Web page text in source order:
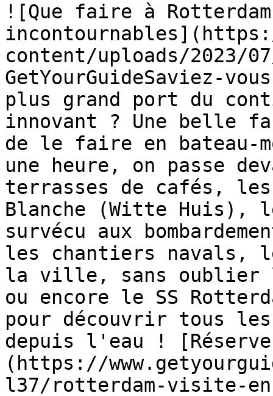
![Que faire à
content/uploads/2023/
GetYourGuideSaviez-
plus grand port du
innovant ? Une belle
de le faire en bateau-
une heure, on passe
terrasses de cafés, les
Blanche (Witte Huis),
survécu aux
les chantiers navals,
la ville, sans oublier
ou encore le SS
pour découvrir tous
depuis l'eau !
(https://
l37/rotterdam-visite-